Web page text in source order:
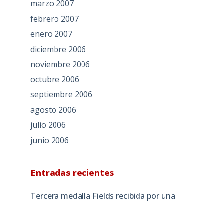
marzo 2007
febrero 2007
enero 2007
diciembre 2006
noviembre 2006
octubre 2006
septiembre 2006
agosto 2006
julio 2006
junio 2006
Entradas recientes
Tercera medalla Fields recibida por una